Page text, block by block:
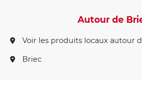
Autour de
Voir les produits locaux autour
Briec